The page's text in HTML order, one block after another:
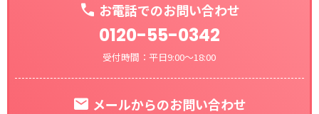
お電話でのお問い合わせ
0120-55-0342
受付時間：平日9:00～18:00
メールからのお問い合わせ